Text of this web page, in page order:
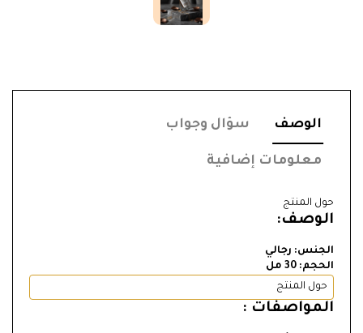
الوصف سؤال وجواب
معلومات إضافية
حول المنتج
الوصف:
الجنس: رجالي
الحجم: 30 مل
حول المنتج
المواصفات :